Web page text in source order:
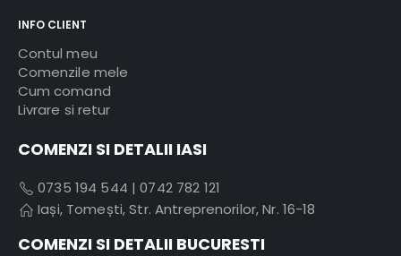
INFO CLIENT
Contul meu
Comenzile mele
Cum comand
Livrare si retur
COMENZI SI DETALII IASI
0735 194 544 |0742 782 121
Iași, Tomești, Str. Antreprenorilor, Nr. 16-18
COMENZI SI DETALII BUCURESTI